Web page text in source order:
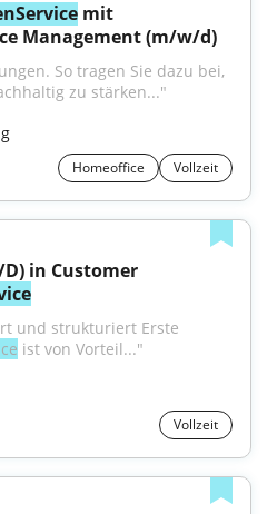
mit
Management (m/w/d)
So tragen Sie dazu bei,
zu stärken..."
Homeoffice Vollzeit
in Customer
und strukturiert Erste
ist von Vorteil..."
Vollzeit